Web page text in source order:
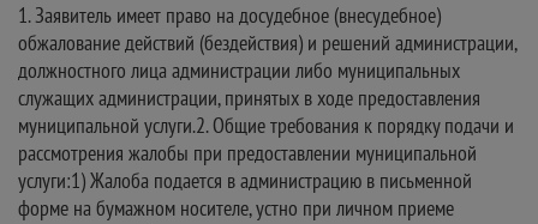
1. Заявитель имеет право на досудебное (внесудебное)
обжалование действий (бездействия) и решений администрации,
должностного лица администрации либо муниципальных
служащих администрации, принятых в ходе предоставления
муниципальной услуги.2. Общие требования к порядку подачи и
рассмотрения жалобы при предоставлении муниципальной
услуги:1) Жалоба подается в администрацию в письменной
форме на бумажном носителе, устно при личном приеме